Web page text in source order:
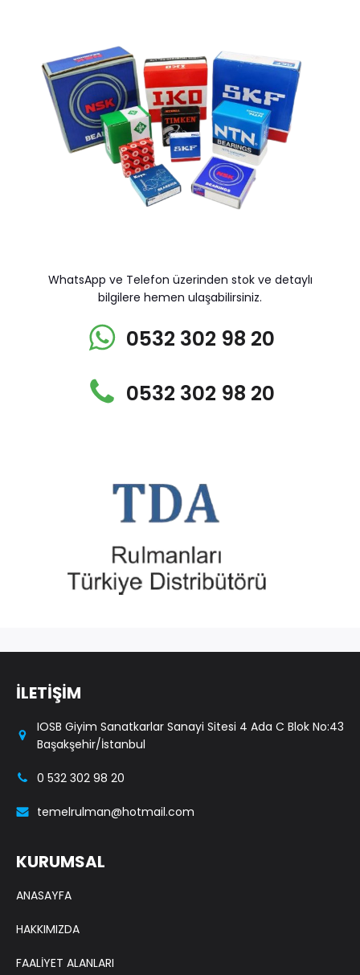
WhatsApp ve Telefon üzerinden stok ve detaylı
bilgilere hemen ulaşabilirsiniz.
0532 302 98 20
0532 302 98 20
İLETİŞİM
IOSB Giyim Sanatkarlar Sanayi Sitesi 4 Ada C Blok No:43
Başakşehir/İstanbul
0 532 302 98 20
temelrulman@hotmail.com
KURUMSAL
ANASAYFA
HAKKIMIZDA
FAALİYET ALANLARI